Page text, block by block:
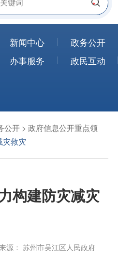
新闻中心
政务公开
办事服务
政民互动
公开 > 政府信息公开重点领
灾救灾
构建防灾减灾
源： 苏州市吴江区人民政府